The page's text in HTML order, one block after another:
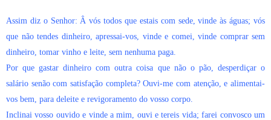
Assim diz o Senhor: Â vós todos que estais com sede, vinde às águas; vós
que não tendes dinheiro, apressai-vos, vinde e comei, vinde comprar sem
dinheiro, tomar vinho e leite, sem nenhuma paga.
Por que gastar dinheiro com outra coisa que não o pão, desperdiçar o
salário senão com satisfação completa? Ouvi-me com atenção, e alimentai-
vos bem, para deleite e revigoramento do vosso corpo.
Inclinai vosso ouvido e vinde a mim, ouvi e tereis vida; farei convosco um